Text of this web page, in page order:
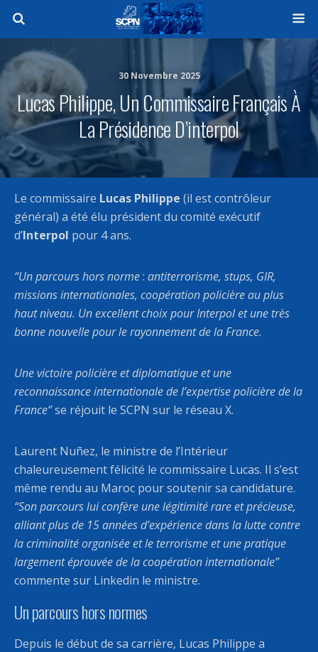
30 Novembre 2025
Lucas Philippe, Un Commissaire Français À
La Présidence D’interpol
Le commissaire Lucas Philippe (il est contrôleur
général) a été élu président du comité exécutif
d’Interpol pour 4 ans.
“Un parcours hors norme: antiterrorisme, stups, GIR,
missions internationales, coopération policière au plus
haut niveau. Un excellent choix pour Interpol et une très
bonne nouvelle pour le rayonnement de la France.
Une victoire policière et diplomatique et une
reconnaissance internationale de l’expertise policière de la
France”se réjouit le SCPN sur le réseau X.
Laurent Nuñez, le ministre de l’Intérieur
chaleureusement félicité le commissaire Lucas. Il s’est
même rendu au Maroc pour soutenir sa candidature.
“Son parcours lui confère une légitimité rare et précieuse,
alliant plus de 15 années d’expérience dans la lutte contre
la criminalité organisée et le terrorisme et une pratique
largement éprouvée de la coopération internationale”
commente sur Linkedin le ministre.
Un parcours hors normes
Depuis le début de sa carrière, Lucas Philippe a